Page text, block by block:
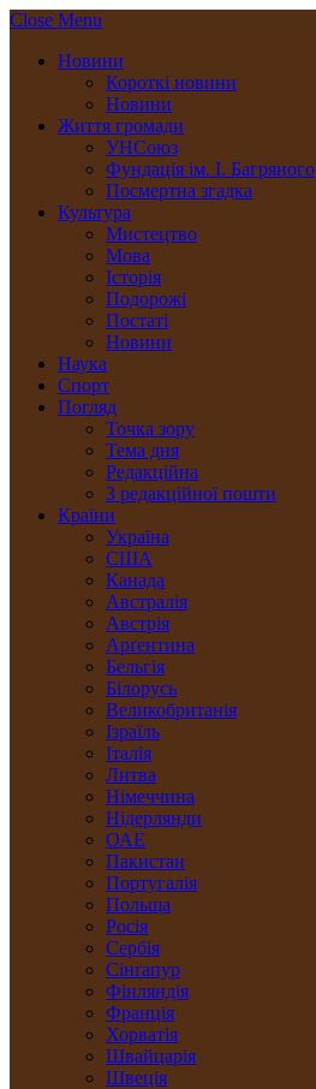
Close Menu
Новини
Короткі новини
Новини
Життя громади
УНСоюз
Фундація ім. І. Багряного
Посмертна згадка
Культура
Мистецтво
Мова
Історія
Подорожі
Постаті
Новини
Наука
Спорт
Погляд
Точка зору
Тема дня
Редакційна
З редакційної пошти
Країни
Україна
США
Канада
Австралія
Австрія
Арґентина
Бельгія
Білорусь
Великобританія
Ізраїль
Італія
Литва
Німеччина
Нідерлянди
ОАЕ
Пакистан
Португалія
Польща
Росія
Сербія
Сінґапур
Фінляндія
Франція
Хорватія
Швайцарія
Швеція